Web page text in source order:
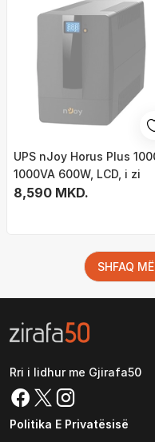
UPS nJoy Horus Plus
1000VA 600W, LCD, i zi
8,590 MKD.
SHFAQ
Rri i lidhur me Gjirafa50
Politika E Privatësisë